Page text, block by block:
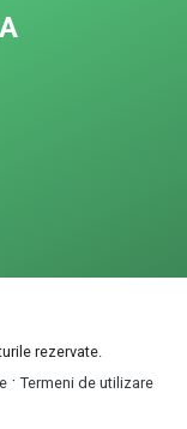
rezervate.
· Termeni de utilizare